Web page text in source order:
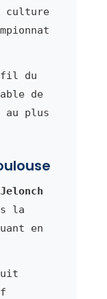
culture
du
de
plus
la
en